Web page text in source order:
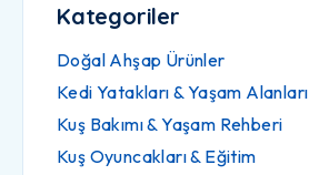
Kategoriler
Doğal Ahşap Ürünler
Kedi Yatakları & Yaşam Alanları
Kuş Bakımı & Yaşam Rehberi
Kuş Oyuncakları & Eğitim